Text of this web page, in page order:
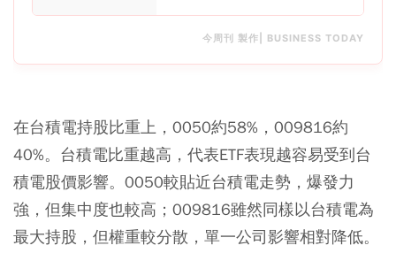
今周刊 製作| BUSINESS TODAY
在台積電持股比重上，0050約58%，009816約
40%。台積電比重越高，代表ETF表現越容易受到台
積電股價影響。0050較貼近台積電走勢，爆發力
強，但集中度也較高；009816雖然同樣以台積電為
最大持股，但權重較分散，單一公司影響相對降低。